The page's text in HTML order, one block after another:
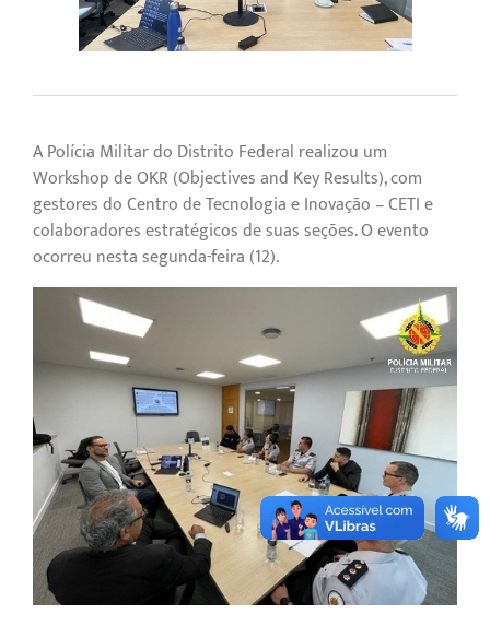
A Polícia Militar do Distrito Federal realizou um
Workshop de OKR (Objectives and Key Results), com
gestores do Centro de Tecnologia e Inovação – CETI e
colaboradores estratégicos de suas seções. O evento
ocorreu nesta segunda-feira (12).